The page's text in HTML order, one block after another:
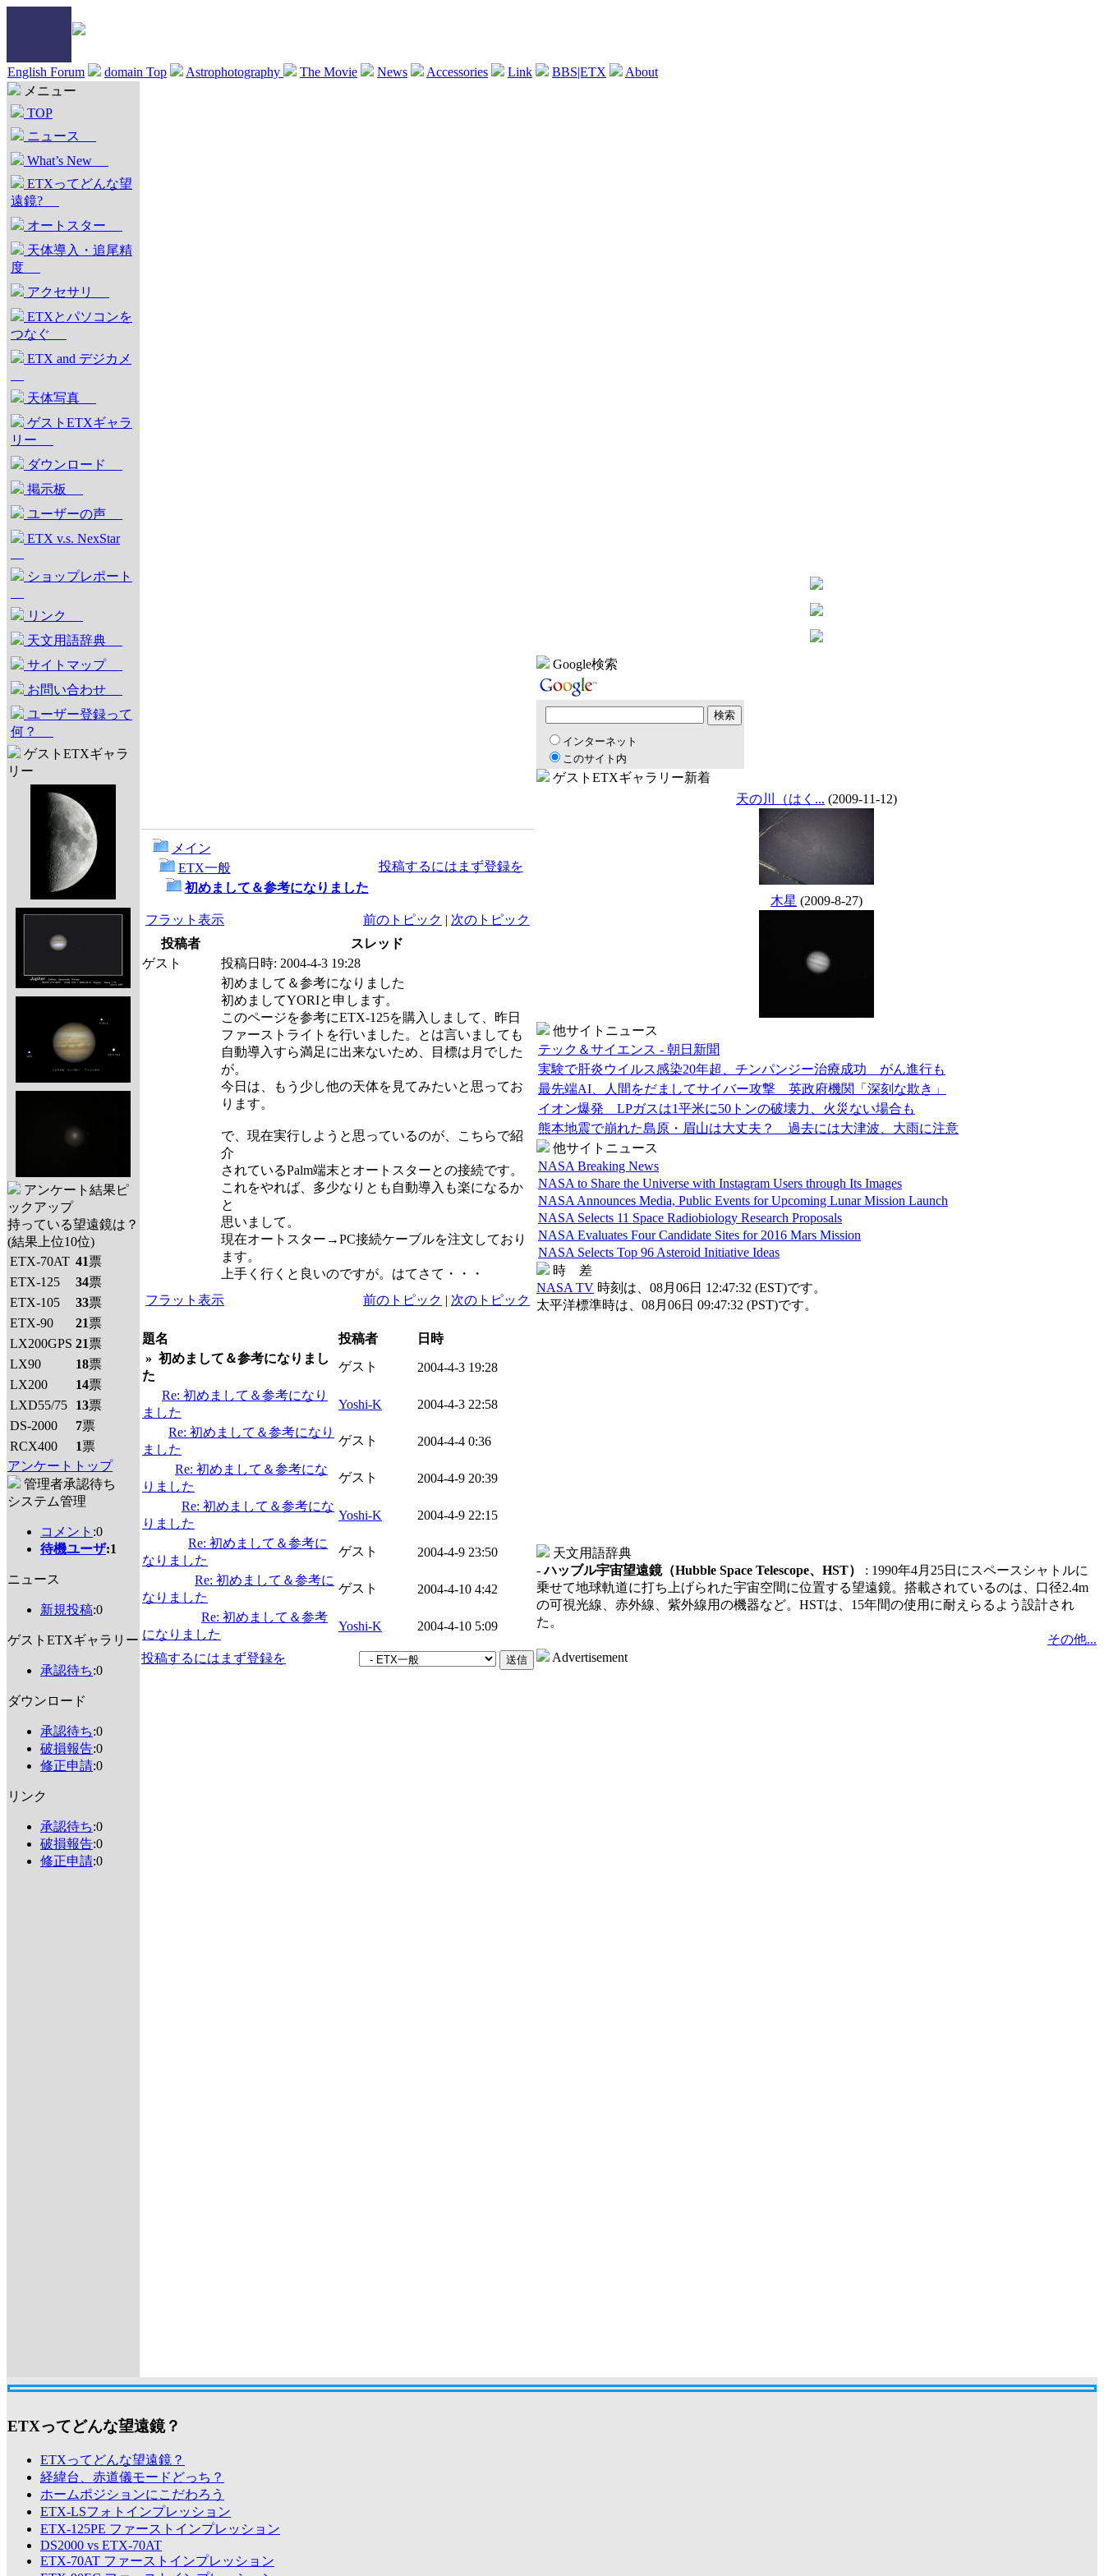
English Forum domain Top Astrophotography The Movie News Accessories Link BBS|ETX
About
メニュー
TOP
ニュース
What’s New
ETXってどんな望
遠鏡?
オートスター
天体導入・追尾精
度
アクセサリ
ETXとパソコンを
つなぐ
ETX and デジカメ
天体写真
ゲストETXギャラ
リー
ダウンロード
掲示板
ユーザーの声
ETX v.s. NexStar
ショップレポート
リンク
天文用語辞典
サイトマップ
お問い合わせ
ユーザー登録って
何？
ゲストETXギャラ
リー
アンケート結果ピ
ックアップ
持っている望遠鏡は？
(結果上位10位)
ETX-70AT 41票
ETX-125
34票
ETX-105
33票
ETX-90
21票
LX200GPS 21票
LX90
18票
LX200
14票
LXD55/75
13票
DS-2000
7票
RCX400
1票
アンケートトップ
管理者承認待ち
システム管理
コメント :0
待機ユーザ:1
ニュース
新規投稿:0
ゲストETXギャラリー
承認待ち:0
ダウンロード
承認待ち:0
破損報告:0
修正申請:0
リンク
承認待ち:0
破損報告:0
修正申請:0
メイン
ETX一般
初めまして＆参考になりました
投稿するにはまず登録を
フラット表示 前のトピック | 次のトピック
投稿者
スレッド
ゲスト
投稿日時: 2004-4-3 19:28
初めまして＆参考になりました
初めましてYORIと申します。
このページを参考にETX-125を購入しまして、昨日
ファーストライトを行いました。とは言いましても
自動導入すら満足に出来ないため、目標は月でした
が。
今日は、もう少し他の天体を見てみたいと思ってお
ります。
で、現在実行しようと思っているのが、こちらで紹
介
されているPalm端末とオートスターとの接続です。
これをやれば、多少なりとも自動導入も楽になるか
と
思いまして。
現在オートスター→PC接続ケーブルを注文しており
ます。
上手く行くと良いのですが。はてさて・・・
フラット表示
前のトピック | 次のトピック
題名 投稿者
日時
» 初めまして＆参考になりまし
た
ゲスト
2004-4-3 19:28
Re: 初めまして＆参考になり
ました
Yoshi-K
2004-4-3 22:58
Re: 初めまして＆参考になり
ました
ゲスト
2004-4-4 0:36
Re: 初めまして＆参考にな
りました
ゲスト
2004-4-9 20:39
Re: 初めまして＆参考にな
りました
Yoshi-K
2004-4-9 22:15
Re: 初めまして＆参考に
なりました
ゲスト
2004-4-9 23:50
Re: 初めまして＆参考に
なりました
ゲスト
2004-4-10 4:42
Re: 初めまして＆参考
になりました
Yoshi-K 2004-4-10 5:09
投稿するにはまず登録を
Google検索
インターネット
このサイト内
ゲストETXギャラリー新着
天の川（はく... (2009-11-12)
木星 (2009-8-27)
他サイトニュース
テック＆サイエンス - 朝日新聞
実験で肝炎ウイルス感染20年超、チンパンジー治療成功 がん進行も
最先端AI、人間をだましてサイバー攻撃 英政府機関「深刻な欺き」
イオン爆発 LPガスは1平米に50トンの破壊力、火災ない場合も
熊本地震で崩れた島原・眉山は大丈夫？ 過去には大津波、大雨に注意
他サイトニュース
NASA Breaking News
NASA to Share the Universe with Instagram Users through Its Images
NASA Announces Media, Public Events for Upcoming Lunar Mission Launch
NASA Selects 11 Space Radiobiology Research Proposals
NASA Evaluates Four Candidate Sites for 2016 Mars Mission
NASA Selects Top 96 Asteroid Initiative Ideas
時 差
NASA TV 時刻は、08月06日 12:47:32 (EST)です。
太平洋標準時は、08月06日 09:47:32 (PST)です。
天文用語辞典
-ハッブル宇宙望遠鏡（Hubble Space Telescope、HST）
: 1990年4月25日にスペースシャトルに
乗せて地球軌道に打ち上げられた宇宙空間に位置する望遠鏡。搭載されているのは、口径2.4m
の可視光線、赤外線、紫外線用の機器など。HSTは、15年間の使用に耐えらるよう設計され
た。
その他...
Advertisement
ETXってどんな望遠鏡？
ETXってどんな望遠鏡？
経緯台、赤道儀モードどっち？
ホームポジションにこだわろう
ETX-LSフォトインプレッション
ETX-125PE ファーストインプレッション
DS2000 vs ETX-70AT
ETX-70AT ファーストインプレッション